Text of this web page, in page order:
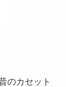
のカセット